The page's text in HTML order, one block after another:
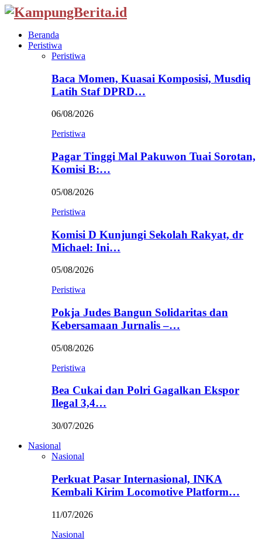
Beranda
Peristiwa
Peristiwa
Baca Momen, Kuasai Komposisi, Musdiq
Latih Staf DPRD…
06/08/2026
Peristiwa
Pagar Tinggi Mal Pakuwon Tuai Sorotan,
Komisi B:…
05/08/2026
Peristiwa
Komisi D Kunjungi Sekolah Rakyat, dr
Michael: Ini…
05/08/2026
Peristiwa
Pokja Judes Bangun Solidaritas dan
Kebersamaan Jurnalis –…
05/08/2026
Peristiwa
Bea Cukai dan Polri Gagalkan Ekspor
Ilegal 3,4…
30/07/2026
Nasional
Nasional
Perkuat Pasar Internasional, INKA
Kembali Kirim Locomotive Platform…
11/07/2026
Nasional